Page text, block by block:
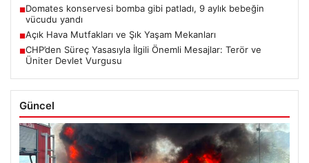
■Domates konservesi bomba gibi patladı, 9 aylık bebeğin
vücudu yandı
■Açık Hava Mutfakları ve Şık Yaşam Mekanları
■CHP’den Süreç Yasasıyla İlgili Önemli Mesajlar: Terör ve
Üniter Devlet Vurgusu
Güncel